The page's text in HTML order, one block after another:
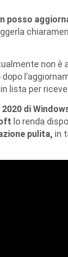
posso
non
lista per
di
lo renda
pulita, in